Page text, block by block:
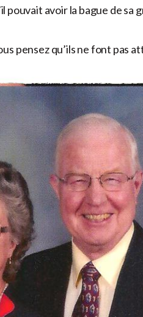
pouvait avoir la bague de
pensez qu’ils ne font pas